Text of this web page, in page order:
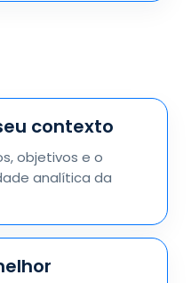
contexto
objetivos e o
analítica da